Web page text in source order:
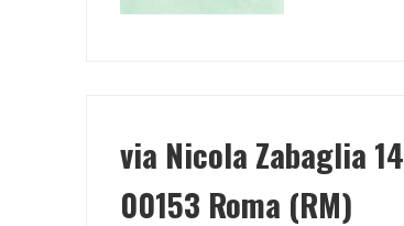
via Nicola Zabaglia 14
00153 Roma (RM)